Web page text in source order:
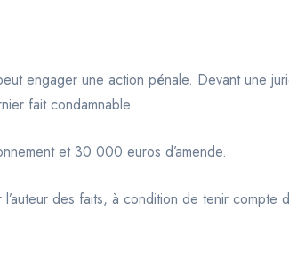
engager une action pénale. Devant une
fait condamnable.
et 30 000 euros d’amende.
des faits, à condition de tenir